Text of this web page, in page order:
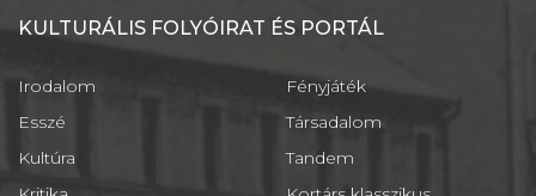
KULTURÁLIS FOLYÓIRAT ÉS PORTÁL
Irodalom
Esszé
Kultúra
Fényjáték
Társadalom
Tandem